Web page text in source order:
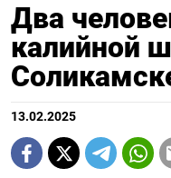
Два
калийной
13.02.2025